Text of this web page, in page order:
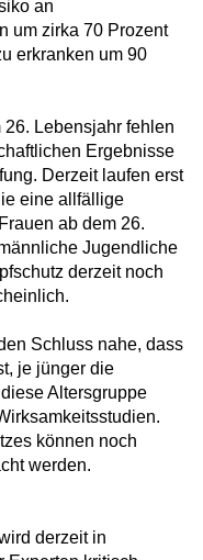
an
um zirka 70 Prozent
erkranken um 90
Lebensjahr fehlen
Ergebnisse
Derzeit laufen erst
eine allfällige
ab dem 26.
Jugendliche
derzeit noch
Schluss nahe, dass
je jünger die
Altersgruppe
können noch
werden.
derzeit in